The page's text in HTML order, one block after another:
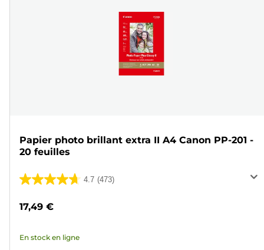
Papier photo brillant extra II A4 Canon PP-201 -
20 feuilles
4.7 (473)
4.7
473
17,49 €
En stock en ligne